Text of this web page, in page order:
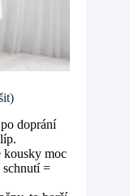
doprání
kousky moc
schnutí =